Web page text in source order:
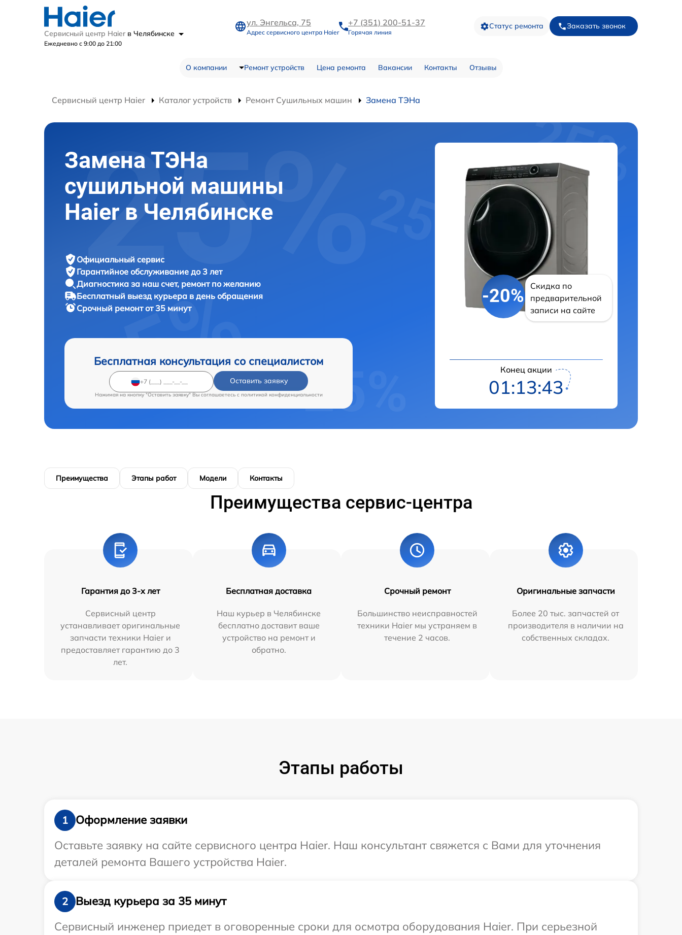
Сервисный центр Haier в Челябинске
Ежедневно с 9:00 до 21:00
ул. Энгельса, 75
Адрес сервисного центра Haier
+7 (351) 200-51-37
Горячая линия
Статус ремонта Заказать звонок
О компании Ремонт устройств Цена ремонта Вакансии Контакты Отзывы
Сервисный центр Haier Каталог устройств Ремонт Сушильных машин Замена ТЭНа
Замена ТЭНа
сушильной машины
Haier в Челябинске
Официальный сервис
Гарантийное обслуживание до 3 лет
Диагностика за наш счет, ремонт по желанию
Бесплатный выезд курьера в день обращения
Срочный ремонтот 35 минут
Бесплатная консультация со специалистом
Оставить заявку
Нажимая на кнопку "Оставить заявку" Вы соглашаетесь c политикой конфиденциальности
-20%
Скидка по
предварительной
записи на сайте
Конец акции
01:13:41
Преимущества Этапы работ Модели Контакты
Преимущества сервис-центра
Гарантия до 3-х лет
Сервисный центр
устанавливает оригинальные
запчасти техники Haier и
предоставляет гарантию до 3
лет.
Бесплатная доставка
Наш курьер в Челябинске
бесплатно доставит ваше
устройство на ремонт и
обратно.
Срочный ремонт
Большинство неисправностей
техники Haier мы устраняем в
течение 2 часов.
Оригинальные запчасти
Более 20 тыс. запчастей от
производителя в наличии на
собственных складах.
Этапы работы
1
Оформление заявки
Оставьте заявку на сайте сервисного центра Haier. Наш консультант свяжется с Вами для уточнения
деталей ремонта Вашего устройства Haier.
2
Выезд курьера за 35 минут
Сервисный инженер приедет в оговоренные сроки для осмотра оборудования Haier. При серьезной